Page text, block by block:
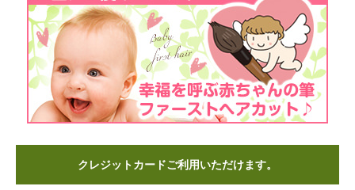
クレジットカードご利用いただけます。